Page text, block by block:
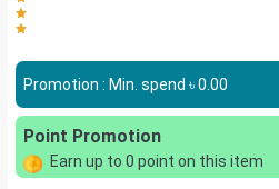
Promotion : Min. spend ৳0.00
Point Promotion
Earn up to 0 point on this item